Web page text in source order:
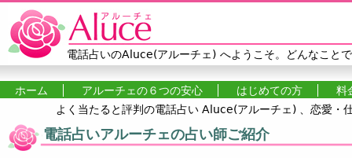
Jump to navigation
電話占いのAluce(アルーチェ) へようこそ。どんなこと
メインメニュー
ホーム アルーチェの６つの安心 はじめての方
料
よく当たると評判の電話占い Aluce(アルーチェ) 、恋愛・
電話占いアルーチェの占い師ご紹介